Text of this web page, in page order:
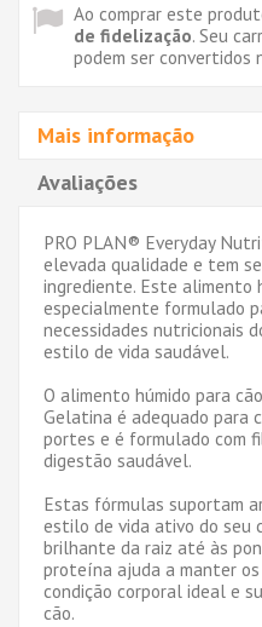
Ao comprar este
de fidelização. Seu
podem ser convertidos
Mais informação
Avaliações
PRO PLAN® Everyday
elevada qualidade e tem
ingrediente. Este alimento
especialmente formulado
necessidades nutricionais
estilo de vida saudável.
O alimento húmido para
Gelatina é adequado para
portes e é formulado com
digestão saudável.
Estas fórmulas suportam
estilo de vida ativo do seu
brilhante da raiz até às
proteína ajuda a manter
condição corporal ideal e
cão.